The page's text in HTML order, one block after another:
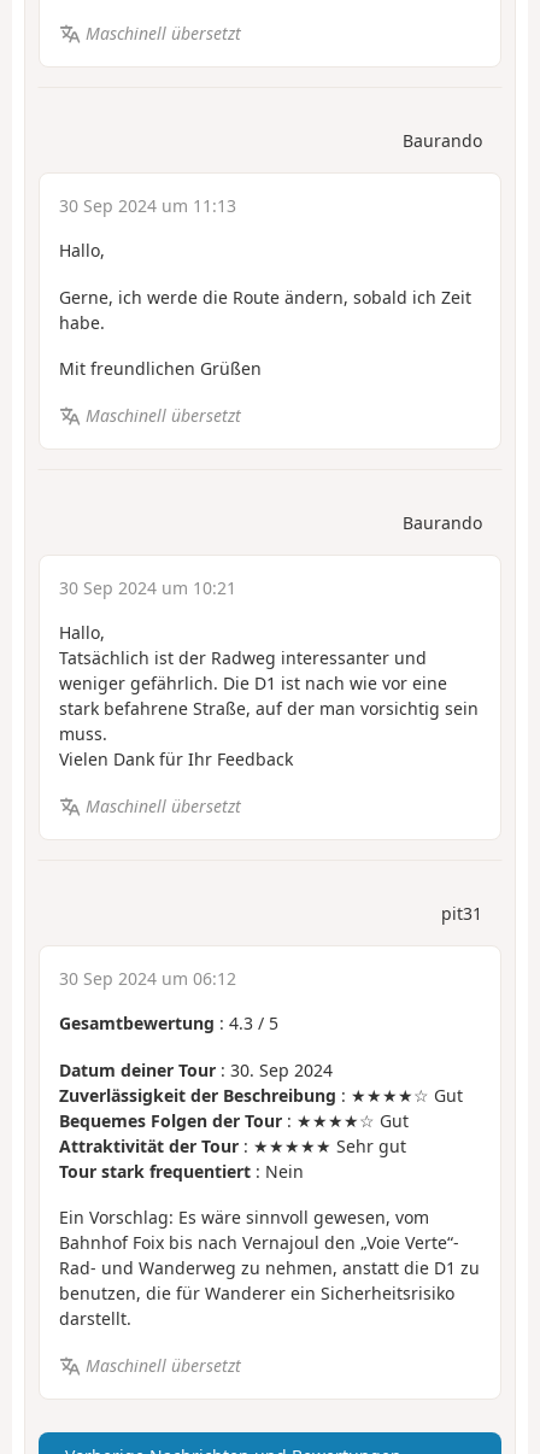
Maschinell übersetzt
Baurando
30 Sep 2024 um 11:13
Hallo,
Gerne, ich werde die Route ändern, sobald ich Zeit
habe.
Mit freundlichen Grüßen
Maschinell übersetzt
Baurando
30 Sep 2024 um 10:21
Hallo,
Tatsächlich ist der Radweg interessanter und
weniger gefährlich. Die D1 ist nach wie vor eine
stark befahrene Straße, auf der man vorsichtig sein
muss.
Vielen Dank für Ihr Feedback
Maschinell übersetzt
pit31
30 Sep 2024 um 06:12
Gesamtbewertung : 4.3 / 5
Datum deiner Tour : 30. Sep 2024
Zuverlässigkeit der Beschreibung : ★★★★☆ Gut
Bequemes Folgen der Tour : ★★★★☆ Gut
Attraktivität der Tour : ★★★★★ Sehr gut
Tour stark frequentiert : Nein
Ein Vorschlag: Es wäre sinnvoll gewesen, vom
Bahnhof Foix bis nach Vernajoul den „Voie Verte“-
Rad- und Wanderweg zu nehmen, anstatt die D1 zu
benutzen, die für Wanderer ein Sicherheitsrisiko
darstellt.
Maschinell übersetzt